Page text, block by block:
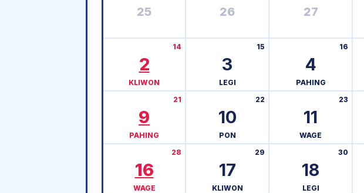
25 26 27
2
14
KLIWON
3
15
LEGI
4
16
PAHING
9
21
PAHING
10
22
PON
11
23
WAGE
16
28
WAGE
17
29
KLIWON
18
30
LEGI